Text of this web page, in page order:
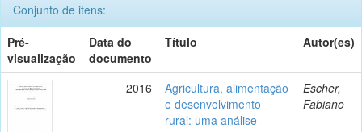
Conjunto de itens:
Pré-
visualização
Data do
documento
Título Autor(es)
2016
Agricultura, alimentação
e desenvolvimento
rural: uma análise
Escher,
Fabiano